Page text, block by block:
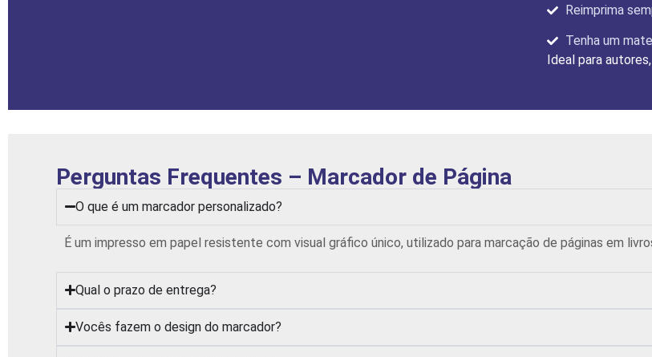
Reimprima
Tenha um
Ideal para
Perguntas Frequentes – Marcador de Página
O que é um marcador personalizado?
É um impresso em papel resistente com visual gráfico único, utilizado para marcação de páginas em
Qual o prazo de entrega?
Vocês fazem o design do marcador?